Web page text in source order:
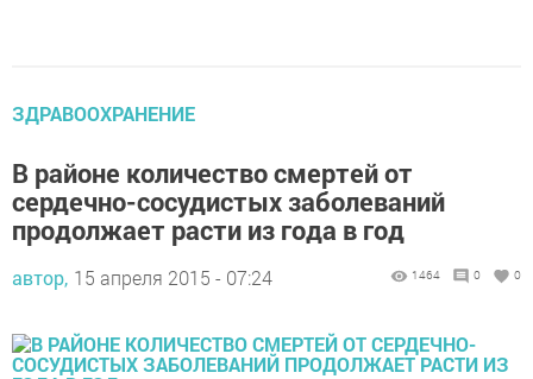
ЗДРАВООХРАНЕНИЕ
В районе количество смертей от
сердечно-сосудистых заболеваний
продолжает расти из года в год
автор, 15 апреля 2015 - 07:24 1464 0 0